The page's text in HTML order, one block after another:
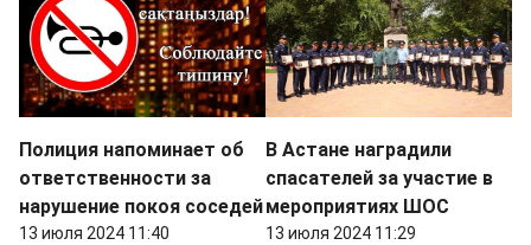
Полиция напоминает об
ответственности за
нарушение покоя соседей
13 июля 2024 11:40
В Астане наградили
спасателей за участие в
мероприятиях ШОС
13 июля 2024 11:29